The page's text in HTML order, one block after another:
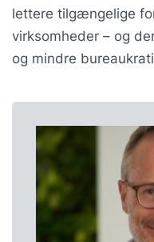
lettere tilgængelige
virksomheder – og
og mindre